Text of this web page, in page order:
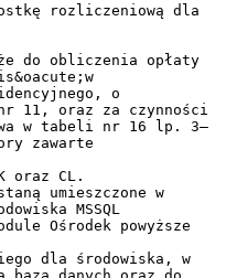
rozliczeniową dla
do obliczenia opłaty
o
11, oraz za czynności
w tabeli nr 16 lp. 3–
zawarte
oraz CL.
umieszczone w
MSSQL
Ośrodek powyższe
dla środowiska, w